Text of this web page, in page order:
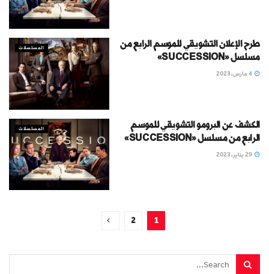
المسلسلات
طرح الإعلان التشويقي للموسم الرابع من
مسلسل «SUCCESSION»
المسلسلات
الكشف عن البرومو التشويقي للموسم
الرابع من مسلسل «SUCCESSION»
1
2